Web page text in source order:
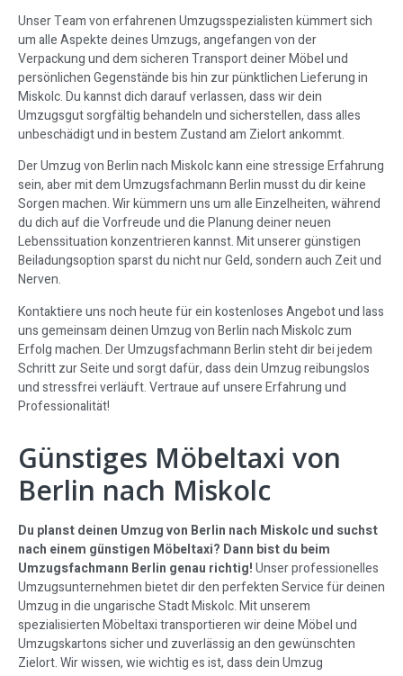
Unser Team von erfahrenen Umzugsspezialisten kümmert sich
um alle Aspekte deines Umzugs, angefangen von der
Verpackung und dem sicheren Transport deiner Möbel und
persönlichen Gegenstände bis hin zur pünktlichen Lieferung in
Miskolc. Du kannst dich darauf verlassen, dass wir dein
Umzugsgut sorgfältig behandeln und sicherstellen, dass alles
unbeschädigt und in bestem Zustand am Zielort ankommt.
Der Umzug von Berlin nach Miskolc kann eine stressige Erfahrung
sein, aber mit dem Umzugsfachmann Berlin musst du dir keine
Sorgen machen. Wir kümmern uns um alle Einzelheiten, während
du dich auf die Vorfreude und die Planung deiner neuen
Lebenssituation konzentrieren kannst. Mit unserer günstigen
Beiladungsoption sparst du nicht nur Geld, sondern auch Zeit und
Nerven.
Kontaktiere uns noch heute für ein kostenloses Angebot und lass
uns gemeinsam deinen Umzug von Berlin nach Miskolc zum
Erfolg machen. Der Umzugsfachmann Berlin steht dir bei jedem
Schritt zur Seite und sorgt dafür, dass dein Umzug reibungslos
und stressfrei verläuft. Vertraue auf unsere Erfahrung und
Professionalität!
Günstiges Möbeltaxi von
Berlin nach Miskolc
Du planst deinen Umzug von Berlin nach Miskolc und suchst
nach einem günstigen Möbeltaxi? Dann bist du beim
Umzugsfachmann Berlin genau richtig!Unser professionelles
Umzugsunternehmen bietet dir den perfekten Service für deinen
Umzug in die ungarische Stadt Miskolc. Mit unserem
spezialisierten Möbeltaxi transportieren wir deine Möbel und
Umzugskartons sicher und zuverlässig an den gewünschten
Zielort. Wir wissen, wie wichtig es ist, dass dein Umzug